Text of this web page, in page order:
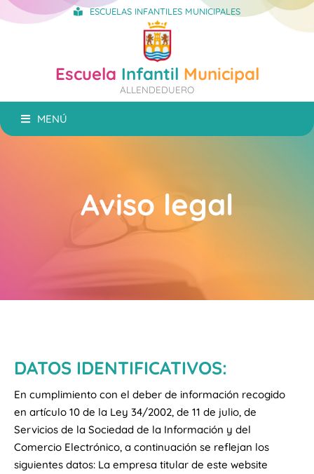
ESCUELAS INFANTILES MUNICIPALES
Escuela Infantil Municipal
ALLENDEDUERO
MENÚ
Aviso legal
DATOS IDENTIFICATIVOS:
En cumplimiento con el deber de información recogido
en artículo 10 de la Ley 34/2002, de 11 de julio, de
Servicios de la Sociedad de la Información y del
Comercio Electrónico, a continuación se reflejan los
siguientes datos: La empresa titular de este website